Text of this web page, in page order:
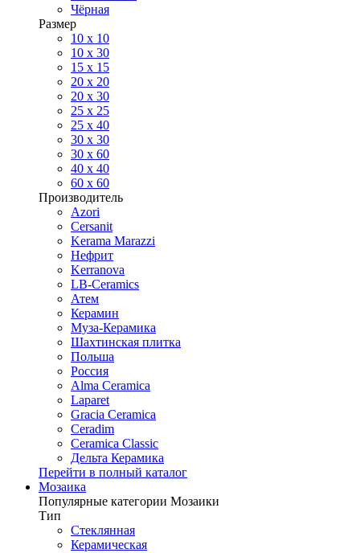
Чёрная
Размер
10 х 10
10 x 30
15 x 15
20 х 20
20 x 30
25 x 25
25 x 40
30 x 30
30 х 60
40 х 40
60 х 60
Производитель
Azori
Cersanit
Kerama Marazzi
Нефрит
Kerranova
LB-Ceramics
Атем
Керамин
Муза-Керамика
Шахтинская плитка
Польша
Россия
Alma Ceramica
Laparet
Gracia Ceramica
Ceradim
Ceramica Classic
Дельта Керамика
Перейти в полный каталог
Мозаика
Популярные категории Мозаики
Тип
Стеклянная
Керамическая